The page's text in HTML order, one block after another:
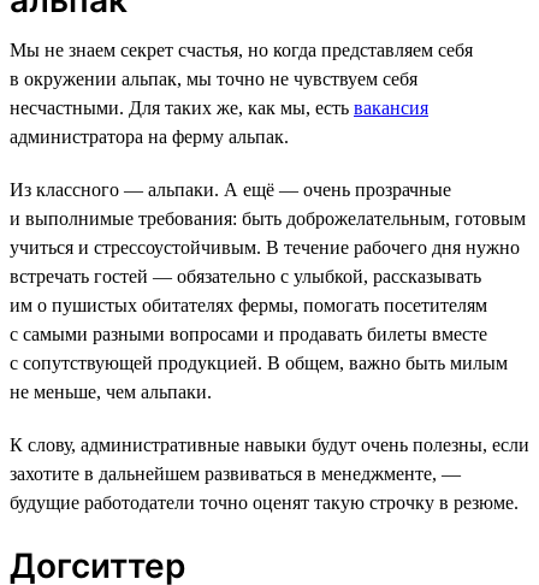
Мы не знаем секрет счастья, но когда представляем себя
в окружении альпак, мы точно не чувствуем себя
несчастными. Для таких же, как мы, есть вакансия
администратора на ферму альпак.
Из классного — альпаки. А ещё — очень прозрачные
и выполнимые требования: быть доброжелательным, готовым
учиться и стрессоустойчивым. В течение рабочего дня нужно
встречать гостей — обязательно с улыбкой, рассказывать
им о пушистых обитателях фермы, помогать посетителям
с самыми разными вопросами и продавать билеты вместе
с сопутствующей продукцией. В общем, важно быть милым
не меньше, чем альпаки.
К слову, административные навыки будут очень полезны, если
захотите в дальнейшем развиваться в менеджменте, —
будущие работодатели точно оценят такую строчку в резюме.
Догситтер